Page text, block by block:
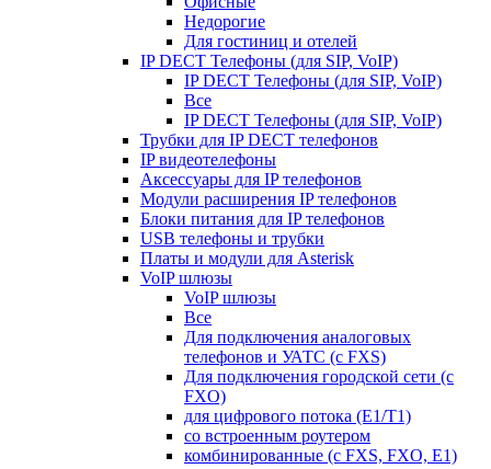
Недорогие
Для гостиниц и отелей
IP DECT Телефоны (для SIP, VoIP)
IP DECT Телефоны (для SIP, VoIP)
Все
IP DECT Телефоны (для SIP, VoIP)
Трубки для IP DECT телефонов
IP видеотелефоны
Аксессуары для IP телефонов
Модули расширения IP телефонов
Блоки питания для IP телефонов
USB телефоны и трубки
Платы и модули для Asterisk
VoIP шлюзы
VoIP шлюзы
Все
Для подключения аналоговых
телефонов и УАТС (с FXS)
Для подключения городской сети (с
FXO)
для цифрового потока (E1/T1)
со встроенным роутером
комбинированные (c FXS, FXO, E1)